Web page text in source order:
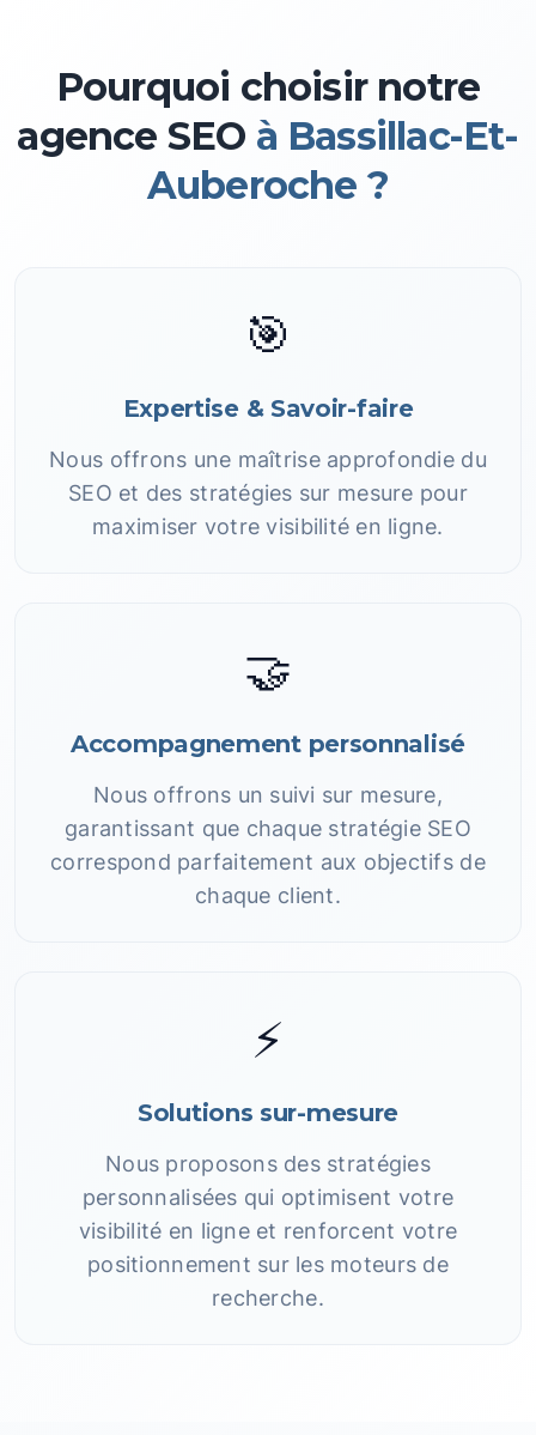
Pourquoi choisir notre
agence SEO à Bassillac-Et-
Auberoche ?
🎯
Expertise & Savoir-faire
Nous offrons une maîtrise approfondie du
SEO et des stratégies sur mesure pour
maximiser votre visibilité en ligne.
🤝
Accompagnement personnalisé
Nous offrons un suivi sur mesure,
garantissant que chaque stratégie SEO
correspond parfaitement aux objectifs de
chaque client.
⚡
Solutions sur-mesure
Nous proposons des stratégies
personnalisées qui optimisent votre
visibilité en ligne et renforcent votre
positionnement sur les moteurs de
recherche.